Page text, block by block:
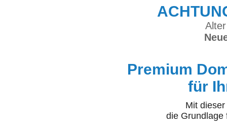
Premium
für
Mit
die